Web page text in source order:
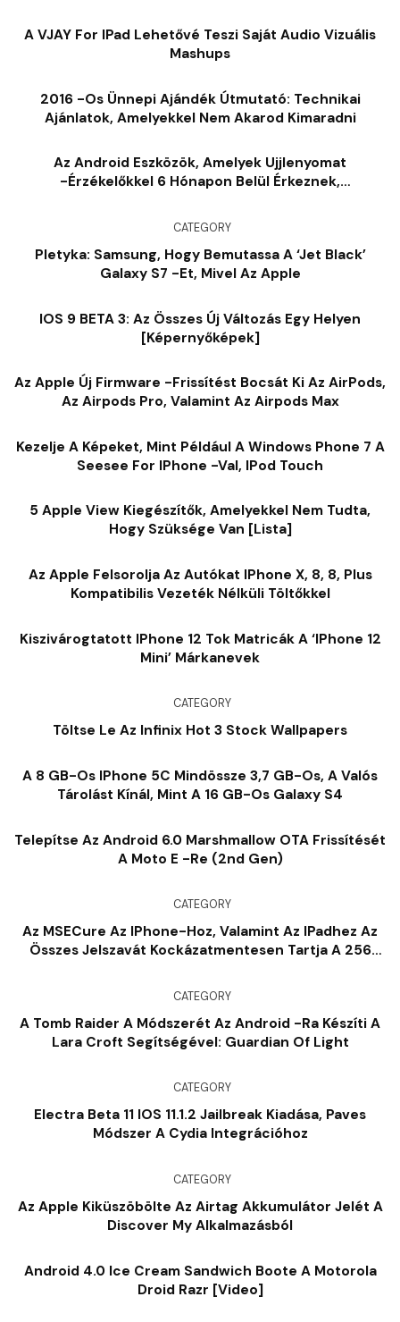
A VJAY For IPad Lehetővé Teszi Saját Audio Vizuális
Mashups
2016 -os Ünnepi Ajándék Útmutató: Technikai
Ajánlatok, Amelyekkel Nem Akarod Kimaradni
Az Android Eszközök, Amelyek Ujjlenyomat
-érzékelőkkel 6 Hónapon Belül Érkeznek,
CATEGORY
Pletyka: Samsung, Hogy Bemutassa A ‘Jet Black’
Galaxy S7 -et, Mivel Az Apple
IOS 9 BETA 3: Az Összes Új Változás Egy Helyen
[képernyőképek]
Az Apple Új Firmware -frissítést Bocsát Ki Az AirPods,
Az Airpods Pro, Valamint Az Airpods Max
Kezelje A Képeket, Mint Például A Windows Phone 7 A
Seesee For IPhone -val, IPod Touch
5 Apple View Kiegészítők, Amelyekkel Nem Tudta,
Hogy Szüksége Van [lista]
Az Apple Felsorolja Az Autókat IPhone X, 8, 8, Plus
Kompatibilis Vezeték Nélküli Töltőkkel
Kiszivárogtatott IPhone 12 Tok Matricák A ‘iPhone 12
Mini’ Márkanevek
CATEGORY
Töltse Le Az Infinix Hot 3 Stock Wallpapers
A 8 GB-Os IPhone 5C Mindössze 3,7 GB-Os, A Valós
Tárolást Kínál, Mint A 16 GB-Os Galaxy S4
Telepítse Az Android 6.0 Marshmallow OTA Frissítését
A Moto E -re (2nd Gen)
CATEGORY
Az MSECure Az IPhone-Hoz, Valamint Az IPadhez Az
Összes Jelszavát Kockázatmentesen Tartja A 256
CATEGORY
A Tomb Raider A Módszerét Az Android -ra Készíti A
Lara Croft Segítségével: Guardian Of Light
CATEGORY
Electra Beta 11 IOS 11.1.2 Jailbreak Kiadása, Paves
Módszer A Cydia Integrációhoz
CATEGORY
Az Apple Kiküszöbölte Az Airtag Akkumulátor Jelét A
Discover My Alkalmazásból
Android 4.0 Ice Cream Sandwich Boote A Motorola
Droid Razr [Video]